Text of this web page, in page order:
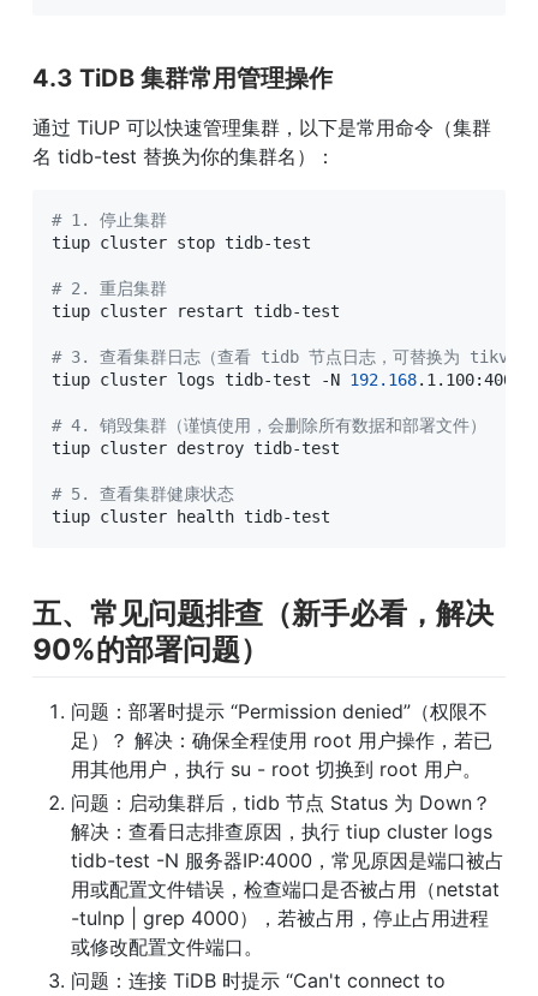
4.3 TiDB 集群常用管理操作
通过 TiUP 可以快速管理集群，以下是常用命令（集群
名 tidb-test 替换为你的集群名）：
# 1. 停止集群
tiup cluster stop tidb-test
# 2. 重启集群
tiup cluster restart tidb-test
# 3. 查看集群日志（查看 tidb 节点日志，可替换为 tikv、
tiup cluster logs tidb-test -N 192.168.1.100:4000
# 4. 销毁集群（谨慎使用，会删除所有数据和部署文件）
tiup cluster destroy tidb-test
# 5. 查看集群健康状态
tiup cluster health tidb-test
五、常见问题排查（新手必看，解决
90%的部署问题）
问题：部署时提示 “Permission denied”（权限不
足）？ 解决：确保全程使用 root 用户操作，若已
用其他用户，执行 su - root 切换到 root 用户。
问题：启动集群后，tidb 节点 Status 为 Down？
解决：查看日志排查原因，执行 tiup cluster logs
tidb-test -N 服务器IP:4000，常见原因是端口被占
用或配置文件错误，检查端口是否被占用（netstat
-tulnp | grep 4000），若被占用，停止占用进程
或修改配置文件端口。
问题：连接 TiDB 时提示 “Can't connect to